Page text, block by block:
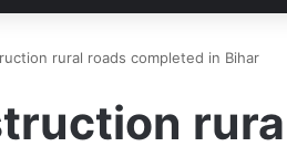
rural roads completed in Bihar